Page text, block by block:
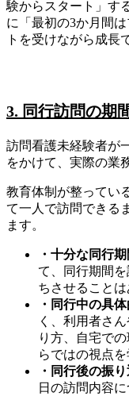
験からスタート」す
に「最初の3か月間
トを受けながら成長
3. 同行訪問の期
訪問看護未経験者が
をかけて、実際の業
教育体制が整ってい
て一人で訪問できる
ます。
・十分な同行
て、同行期間
ちさせることは
・同行中の具
く、利用者さ
り方、自宅で
らではの視点を
・同行後の振
日の訪問内容